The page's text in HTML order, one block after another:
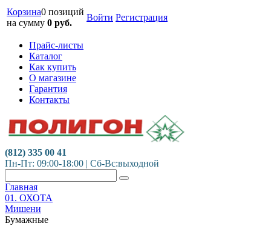
Корзина0 позиций
на сумму 0 руб.
Войти Регистрация
Прайс-листы
Каталог
Как купить
О магазине
Гарантия
Контакты
(812) 335 00 41
Пн-Пт: 09:00-18:00 | Сб-Вс:выходной
Главная
01. ОХОТА
Мишени
Бумажные